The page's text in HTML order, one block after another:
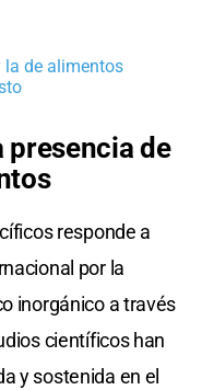
la de alimentos
presencia de
responde a
por la
inorgánico a través
científicos han
y sostenida en el